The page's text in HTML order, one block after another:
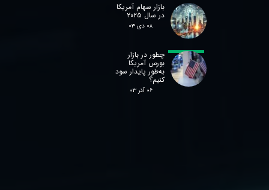
بازار سهام آمریکا
در سال ۲۰۲۵
۰۸ دی ۰۳
چطور در بازار
بورس آمریکا
به‌طور پایدار سود
کنیم؟
۰۶ آذر ۰۳